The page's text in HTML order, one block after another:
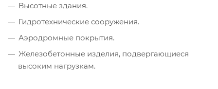
Высотные здания.
Гидротехнические сооружения.
Аэродромные покрытия.
Железобетонные изделия, подвергающиеся
высоким нагрузкам.